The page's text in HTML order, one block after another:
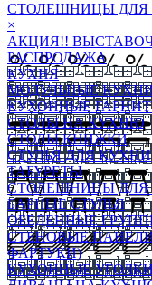
СТОЛЕШНИЦЫ ДЛЯ
×
АКЦИЯ!!
РАСПРОДАЖА
КУХНЯ
МОДУЛЬНЫЕ
КУХОННЫЕ
СТОЛЫ НА КУХНЮ
СТОЛЫ КНИЖКИ
СТУЛЬЯ ДЛЯ КУХНИ
ТАБУРЕТЫ
СТОЛЕШНИЦЫ ДЛЯ
БАРНЫЕ СТУЛЬЯ
ОБЕДЕННЫЕ
СТЕНОВЫЕ
ФАРТУКИ)
КУХОННЫЕ